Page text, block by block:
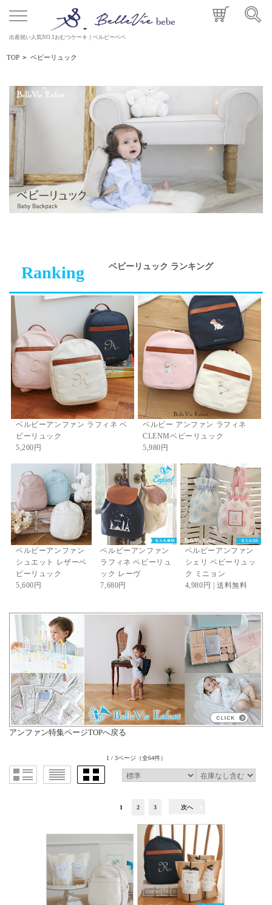
出産祝い人気NO.1おむつケーキ｜ベルビーベベ
TOP > ベビーリュック
Ranking ベビーリュック ランキング
ベルビーアンファン ラフィネ ベ
ビーリュック
5,200円
ベルビー アンファン ラフィネ
CLENMベビーリュック
5,980円
ベルビーアンファン
シュエット レザーベ
ビーリュック
5,600円
ベルビーアンファン
ラフィネ ベビーリュ
ック レーヴ
7,680円
ベルビーアンファン
シェリ ベビーリュッ
ク ミニョン
4,980円 | 送料無料
アンファン特集ページTOPへ戻る
1 / 3ページ （全64件）
1 2 3 次へ